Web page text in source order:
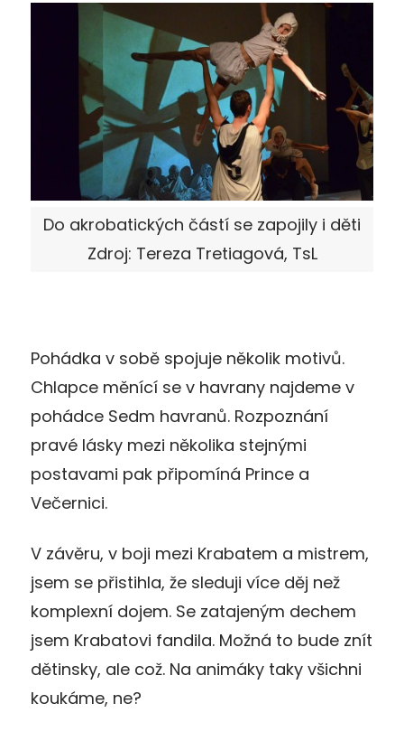
Do akrobatických částí se zapojily i děti
Zdroj: Tereza Tretiagová, TsL
Pohádka v sobě spojuje několik motivů.
Chlapce měnící se v havrany najdeme v
pohádce Sedm havranů. Rozpoznání
pravé lásky mezi několika stejnými
postavami pak připomíná Prince a
Večernici.
V závěru, v boji mezi Krabatem a mistrem,
jsem se přistihla, že sleduji více děj než
komplexní dojem. Se zatajeným dechem
jsem Krabatovi fandila. Možná to bude znít
dětinsky, ale což. Na animáky taky všichni
koukáme, ne?